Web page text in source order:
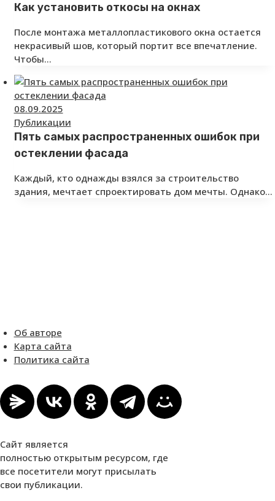
Как установить откосы на окнах
После монтажа металлопластикового окна остается
некрасивый шов, который портит все впечатление.
Чтобы…
08.09.2025
Публикации
Пять самых распространенных ошибок при
остеклении фасада
Каждый, кто однажды взялся за строительство
здания, мечтает спроектировать дом мечты. Однако…
Об авторе
Карта сайта
Политика сайта
Сайт является
полностью открытым ресурсом, где
все посетители могут присылать
свои публикации.